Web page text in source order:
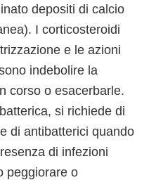
depositi di calcio
I corticosteroidi
e le azioni
indebolire la
corso o esacerbarle.
si richiede di
di antibatterici quando
di infezioni
peggiorare o